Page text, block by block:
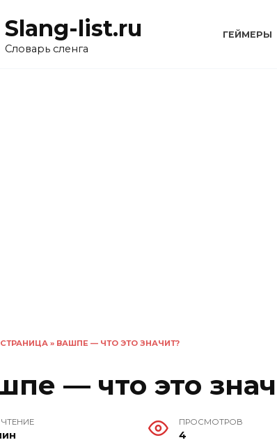
Slang-list.ru
Словарь сленга
ГЕЙМЕРЫ
» ВАШПЕ — ЧТО ЭТО ЗНАЧИТ?
— что это
ПРОСМОТРОВ
4